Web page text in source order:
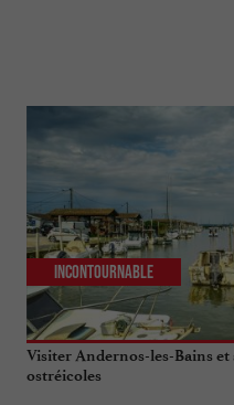
Visiter Andernos-les-Bains et
ostréicoles
Incontournable